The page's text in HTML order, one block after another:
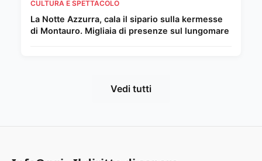
CULTURA E SPETTACOLO
La Notte Azzurra, cala il sipario sulla kermesse
di Montauro. Migliaia di presenze sul lungomare
Vedi tutti